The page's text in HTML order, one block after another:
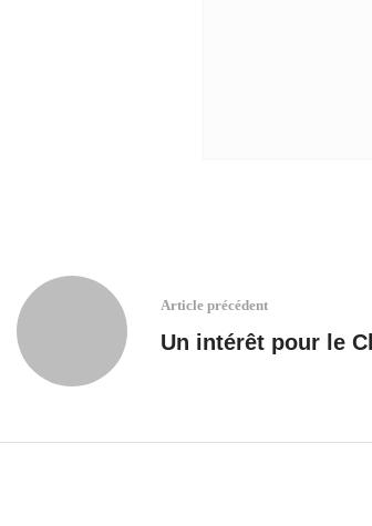
Article précédent
Un intérêt pour le